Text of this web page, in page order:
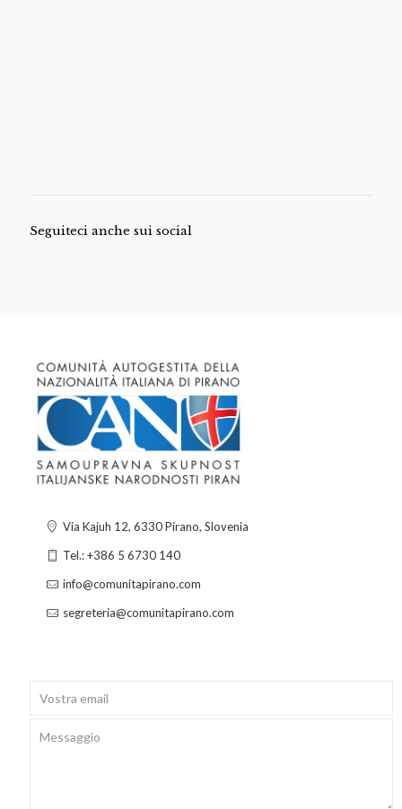
Seguiteci anche sui social
Via Kajuh 12, 6330 Pirano, Slovenia
Tel.: +386 5 6730 140
info@comunitapirano.com
segreteria@comunitapirano.com